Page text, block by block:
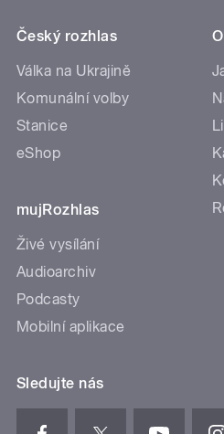
Český rozhlas
Válka na Ukrajině
Komunální volby
Stanice
eShop
mujRozhlas
Živé vysílání
Audioarchiv
Podcasty
Mobilní aplikace
Sledujte nás